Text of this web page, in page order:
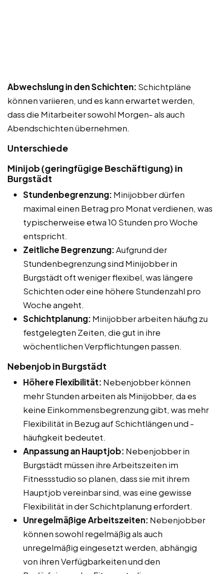
Abwechslung in den Schichten: Schichtpläne
können variieren, und es kann erwartet werden,
dass die Mitarbeiter sowohl Morgen- als auch
Abendschichten übernehmen.
Unterschiede
Minijob (geringfügige Beschäftigung) in
Burgstädt
Stundenbegrenzung: Minijobber dürfen
maximal einen Betrag pro Monat verdienen, was
typischerweise etwa 10 Stunden pro Woche
entspricht.
Zeitliche Begrenzung:Aufgrund der
Stundenbegrenzung sind Minijobber in
Burgstädt oft weniger flexibel, was längere
Schichten oder eine höhere Stundenzahl pro
Woche angeht.
Schichtplanung: Minijobber arbeiten häufig zu
festgelegten Zeiten, die gut in ihre
wöchentlichen Verpflichtungen passen.
Nebenjob in Burgstädt
Höhere Flexibilität: Nebenjobber können
mehr Stunden arbeiten als Minijobber, da es
keine Einkommensbegrenzung gibt, was mehr
Flexibilität in Bezug auf Schichtlängen und -
häufigkeit bedeutet.
Anpassung an Hauptjob: Nebenjobber in
Burgstädt müssen ihre Arbeitszeiten im
Fitnessstudio so planen, dass sie mit ihrem
Hauptjob vereinbar sind, was eine gewisse
Flexibilität in der Schichtplanung erfordert.
Unregelmäßige Arbeitszeiten: Nebenjobber
können sowohl regelmäßig als auch
unregelmäßig eingesetzt werden, abhängig
von ihren Verfügbarkeiten und den